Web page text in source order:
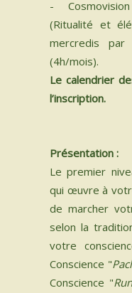
-
(Ritualité et
mercredis
(4h/mois).
Le calendrier
l’inscription.
Présentation :
Le premier
qui œuvre à
de marcher
selon la
votre
Conscience "
Conscience "